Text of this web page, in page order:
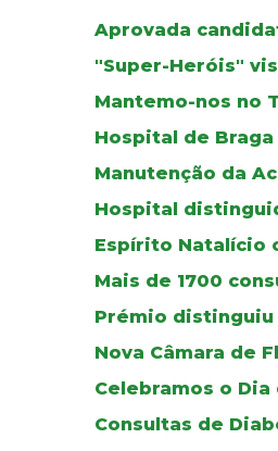
Aprovada
"Super-Heróis"
Mantemo-nos no
Hospital de
Manutenção da
Hospital
Espírito Natalício
Mais de 1700
Prémio distinguiu
Nova Câmara de
Celebramos o
Consultas de